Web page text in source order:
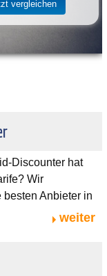
Discounter hat
Wir
Anbieter in
weiter